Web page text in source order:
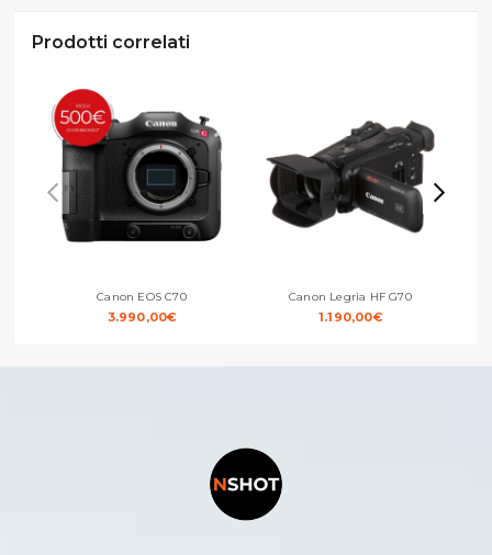
Prodotti correlati
Canon EOS C70
3.990,00€
Canon Legria HF G70
1.190,00€